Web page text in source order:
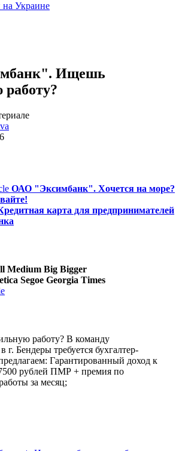
Украине
Ищешь
работу?
ОАО "Эксимбанк". Хочется на море?
карта для предпринимателей
Medium Big Bigger
Segoe Georgia Times
работу? В команду
г. Бендеры требуется бухгалтер-
Гарантированный доход к
рублей ПМР + премия по
за месяц;